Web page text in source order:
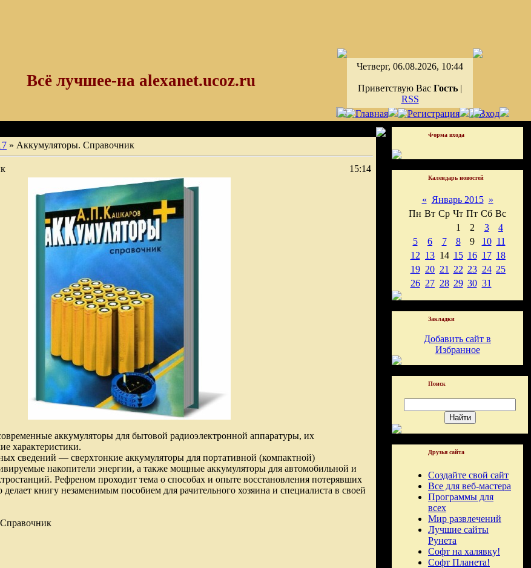
Четверг, 06.08.2026, 10:44
Приветствую Вас Гость |
RSS
Всё лучшее-на alexanet.ucoz.ru
» Аккумуляторы. Справочник
15:14
аккумуляторы для бытовой радиоэлектронной аппаратуры, их
характеристики.
сведений — сверхтонкие аккумуляторы для портативной (компактной)
накопители энергии, а также мощные аккумуляторы для автомобильной и
Рефреном проходит тема о способах и опыте восстановления потерявших
делает книгу незаменимым пособием для рачительного хозяина и специалиста в своей
Форма входа
Календарь новостей
« Январь 2015 »
Пн Вт Ср Чт Пт Сб Вс
1
2 3
4
5
6 7 8 9 10 11
12 13 14 15 16 17 18
19 20 21 22 23 24 25
26 27 28 29 30 31
Закладки
Добавить сайт в
Избранное
Поиск
Друзья сайта
Создайте свой сайт
Все для веб-мастера
Программы для
всех
Мир развлечений
Лучшие сайты
Рунета
Софт на халявку!
Софт Планета!